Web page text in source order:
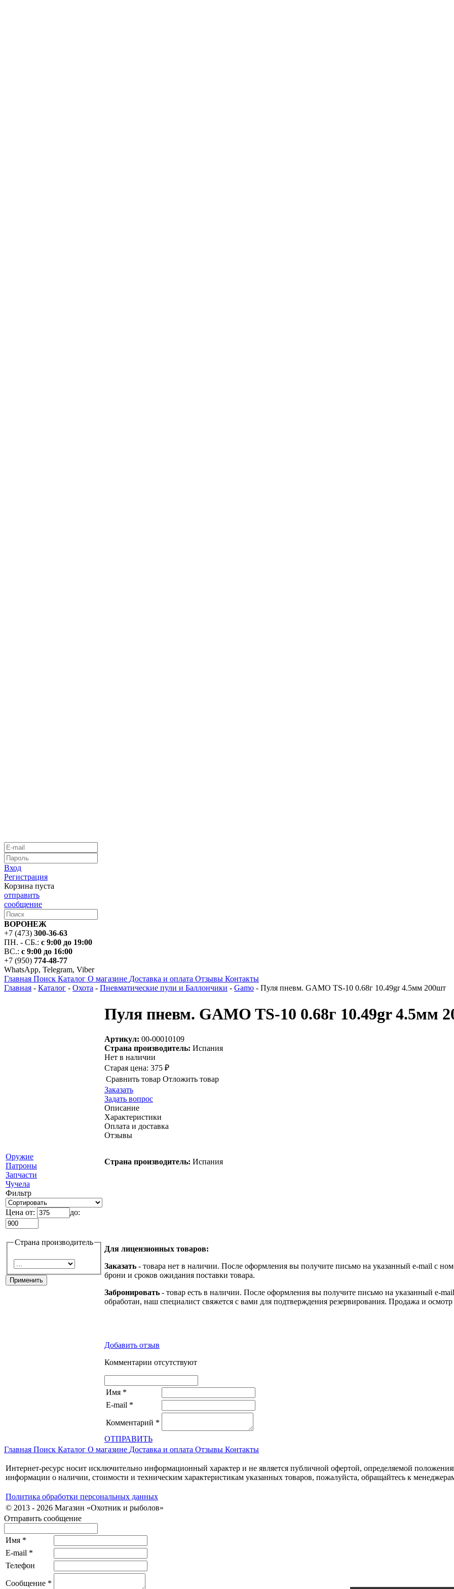
Вход
Регистрация
Корзина пуста
отправить
сообщение
ВОРОНЕЖ
+7 (473) 300-36-63
ПН. - СБ.: с 9:00 до 19:00
ВС.: с 9:00 до 16:00
+7 (950) 774-48-77
WhatsApp, Telegram, Viber
Главная Поиск Каталог О магазине Доставка и оплата Отзывы Контакты
Главная - Каталог - Охота - Пневматические пули и Баллончики - Gamo - Пуля пневм. GAMO TS-10 0.68г 10.49gr 4.5мм 200шт
Оружие
Патроны
Запчасти
Чучела
Фильтр
Цена от: до:
Страна производитель
Пуля пневм. GAMO TS-10 0.68г 10.49gr 4.5мм
Артикул: 00-00010109
Страна производитель: Испания
Нет в наличии
Старая цена: 375 ₽
Сравнить товар Отложить товар
Заказать
Задать вопрос
Описание
Характеристики
Оплата и доставка
Отзывы
Страна производитель: Испания
Для лицензионных товаров:
Заказать - товара нет в наличии. После оформления вы получите письмо на указанный e-mail с
брони и сроков ожидания поставки товара.
Забронировать - товар есть в наличии. После оформления вы получите письмо на указанный e-
обработан, наш специалист свяжется с вами для подтверждения резервирования. Продажа и
Добавить отзыв
Комментарии отсутствуют
Имя *
E-mail *
Комментарий *
ОТПРАВИТЬ
Главная Поиск Каталог О магазине Доставка и оплата Отзывы Контакты
Интернет-ресурс носит исключительно информационный характер и не является публичной офертой, определяемой
информации о наличии, стоимости и техническим характеристикам указанных товаров, пожалуйста, обращайтесь к
Политика обработки персональных данных
© 2013 - 2026 Магазин «Охотник и рыболов»
Отправить сообщение
Имя *
E-mail *
Телефон
Сообщение *